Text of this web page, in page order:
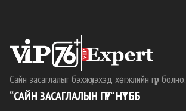
Сайн засаглалыг бэхжүүлэхэд хөгжлийн гүүр болно.
“САЙН ЗАСАГЛАЛЫН ГҮҮР” НҮТББ